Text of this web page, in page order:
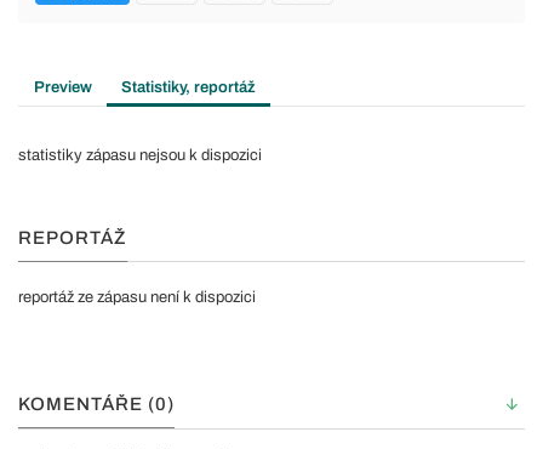
Preview Statistiky, reportáž
statistiky zápasu nejsou k dispozici
REPORTÁŽ
reportáž ze zápasu není k dispozici
KOMENTÁŘE (0)